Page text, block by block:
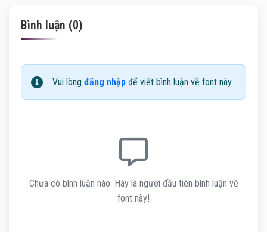
Bình luận (0)
Vui lòng đăng nhập để viết bình luận về font này.
Chưa có bình luận nào. Hãy là người đầu tiên bình luận về
font này!